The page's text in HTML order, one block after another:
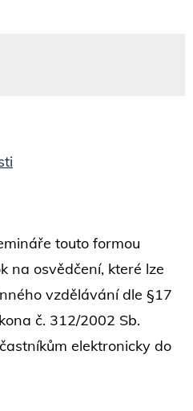
touto formou
na osvědčení, které lze
vzdělávání dle §17
č. 312/2002 Sb.
elektronicky do